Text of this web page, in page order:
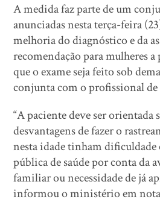
A medida faz parte de um
anunciadas nesta terça-feira
melhoria do diagnóstico e da
recomendação para mulheres
que o exame seja feito sob
conjunta com o profissional de
“A paciente deve ser orientada
desvantagens de fazer o
nesta idade tinham dificuldade
pública de saúde por conta da
familiar ou necessidade de já
informou o ministério em